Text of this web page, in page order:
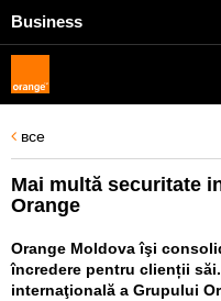
Business
все
Mai multă securitate
Orange
Orange Moldova îşi
încredere pentru clienții
internaţională a Grupului